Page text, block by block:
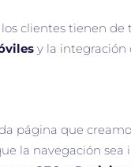
clientes tienen de
y la integración
página que
la navegación sea